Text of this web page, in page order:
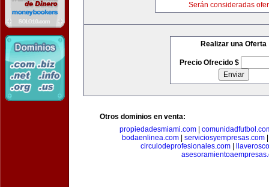
Serán consideradas
Realizar una Oferta
Precio Ofrecido $
Otros dominios en venta:
propiedadesmiami.com|
bodaenlinea.com| serviciosyempresas.com
circulodeprofesionales.com|